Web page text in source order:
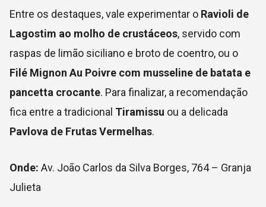
Entre os destaques, vale experimentar o Ravioli de
Lagostim ao molho de crustáceos, servido com
raspas de limão siciliano e broto de coentro, ou o
Filé Mignon Au Poivre com musseline de batata e
pancetta crocante. Para finalizar, a recomendação
fica entre a tradicional Tiramissu ou a delicada
Pavlova de Frutas Vermelhas.
Onde: Av. João Carlos da Silva Borges, 764 – Granja
Julieta